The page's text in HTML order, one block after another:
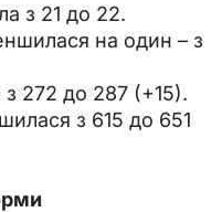
з 21 до 22.
на один – з
з 272 до 287 (+15).
з 615 до 651